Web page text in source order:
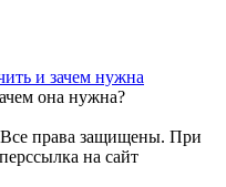
и зачем нужна
она нужна?
права защищены. При
на сайт